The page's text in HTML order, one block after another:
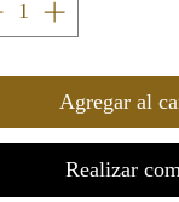
3 cm / 1,1 pulgadas
Agregar al
Realizar